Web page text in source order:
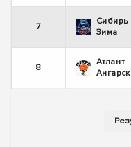
7
Сибирь
Зима
8
Атлант
Ангарск